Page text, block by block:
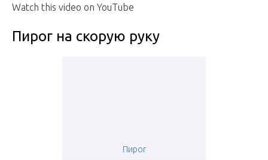
Watch this video on YouTube
Пирог на скорую руку
Пирог